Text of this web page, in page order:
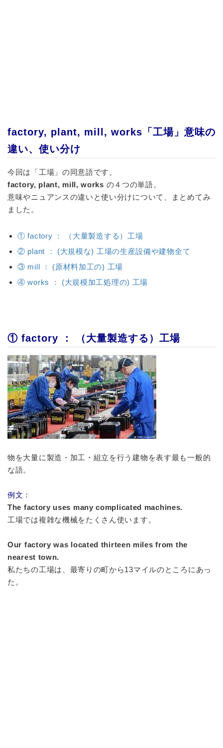
factory, plant, mill, works「工場」意味の
違い、使い分け
今回は「工場」の同意語です。
factory, plant, mill, works の４つの単語。
意味やニュアンスの違いと使い分けについて、まとめてみ
ました。
① factory ： （大量製造する）工場
② plant ： (大規模な) 工場の生産設備や建物全て
③ mill ： (原材料加工の) 工場
④ works ： (大規模加工処理の) 工場
① factory ： （大量製造する）工場
物を大量に製造・加工・組立を行う建物を表す最も一般的
な語。
例文：
The factory uses many complicated machines.
工場では複雑な機械をたくさん使います。
Our factory was located thirteen miles from the
nearest town.
私たちの工場は、最寄りの町から13マイルのところにあっ
た。